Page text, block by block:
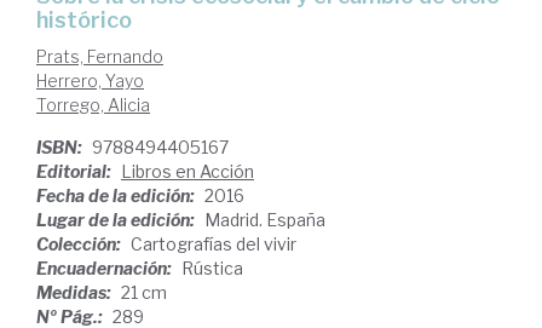
histórico
Prats, Fernando
Herrero, Yayo
Torrego, Alicia
ISBN: 9788494405167
Editorial: Libros en Acción
Fecha de la edición: 2016
Lugar de la edición: Madrid. España
Colección: Cartografías del vivir
Encuadernación: Rústica
Medidas: 21 cm
Nº Pág.: 289